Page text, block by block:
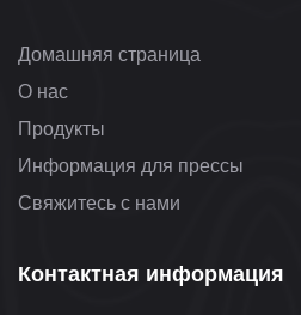
Домашняя страница
О нас
Продукты
Информация для прессы
Свяжитесь с нами
Контактная информация